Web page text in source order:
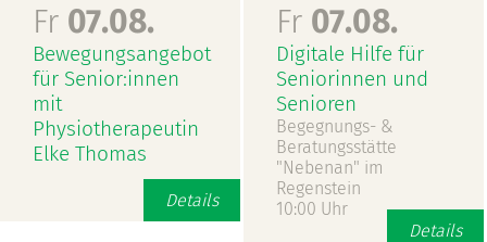
Fr 07.08.
Bewegungsangebot
für Senior:innen
mit
Physiotherapeutin
Elke Thomas
Details
Fr 07.08.
Digitale Hilfe für
Seniorinnen und
Senioren
Begegnungs- &
Beratungsstätte
"Nebenan" im
Regenstein
10:00 Uhr
Details